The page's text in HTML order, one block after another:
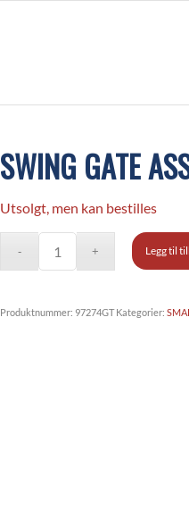
SWING GATE
Utsolgt, men kan bestilles
Legg til
Produktnummer: 97274GT Kategorier: